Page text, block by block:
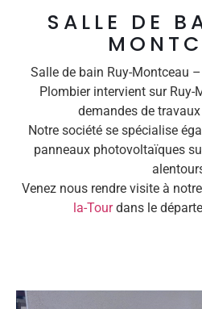
SALLE DE
Salle de bain Ruy-Montceau
Plombier intervient sur Ruy-
demandes de
Notre société se spécialise
panneaux photovoltaïques
Venez nous rendre visite à
la-Tourdans le